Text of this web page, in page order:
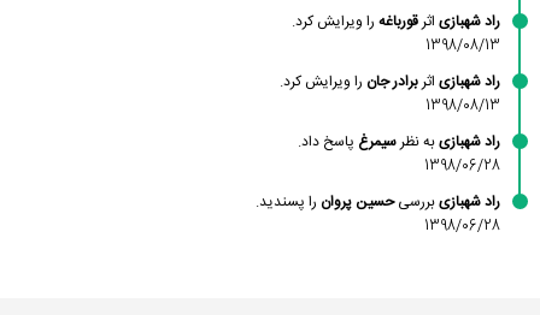
راد شهبازی اثرقورباغه را ویرایش کرد.
1398/08/13
راد شهبازی اثربرادر جان را ویرایش کرد.
1398/08/13
راد شهبازیبه نظرسیمرغ پاسخ داد.
1398/06/28
راد شهبازیبررسیحسین پروان را پسندید.
1398/06/28